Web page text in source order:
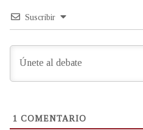
Suscribir
1 COMENTARIO